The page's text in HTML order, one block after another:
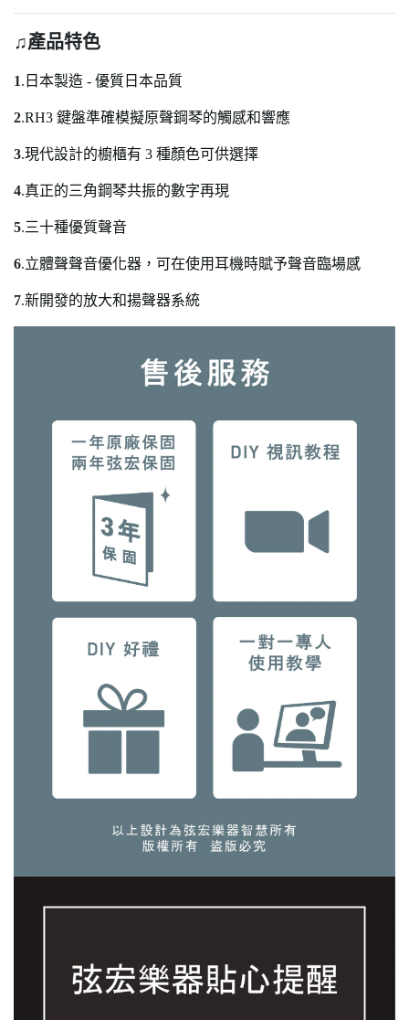
♫產品特色
1. 日本製造 - 優質日本品質
2.RH3 鍵盤準確模擬原聲鋼琴的觸感和響應
3.現代設計的櫥櫃有 3 種顏色可供選擇
4.真正的三角鋼琴共振的數字再現
5.三十種優質聲音
6.立體聲聲音優化器，可在使用耳機時賦予聲音臨場感
7.新開發的放大和揚聲器系統